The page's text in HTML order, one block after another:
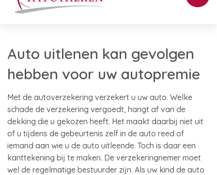
Auto uitlenen kan gevolgen
hebben voor uw autopremie
Met de autoverzekering verzekert u uw auto. Welke
schade de verzekering vergoedt, hangt af van de
dekking die u gekozen heeft. Het maakt daarbij niet uit
of u tijdens de gebeurtenis zelf in de auto reed of
iemand aan wie u de auto uitleende. Toch is daar een
kanttekening bij te maken. De verzekeringnemer moet
wel de regelmatige bestuurder zijn. Als uw kind de auto